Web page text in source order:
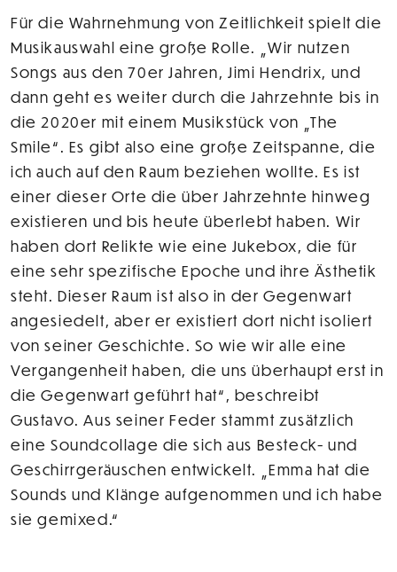
Für die Wahrnehmung von Zeitlichkeit spielt die
Musikauswahl eine große Rolle. „Wir nutzen
Songs aus den 70er Jahren, Jimi Hendrix, und
dann geht es weiter durch die Jahrzehnte bis in
die 2020er mit einem Musikstück von „The
Smile“. Es gibt also eine große Zeitspanne, die
ich auch auf den Raum beziehen wollte. Es ist
einer dieser Orte die über Jahrzehnte hinweg
existieren und bis heute überlebt haben. Wir
haben dort Relikte wie eine Jukebox, die für
eine sehr spezifische Epoche und ihre Ästhetik
steht. Dieser Raum ist also in der Gegenwart
angesiedelt, aber er existiert dort nicht isoliert
von seiner Geschichte. So wie wir alle eine
Vergangenheit haben, die uns überhaupt erst in
die Gegenwart geführt hat“, beschreibt
Gustavo. Aus seiner Feder stammt zusätzlich
eine Soundcollage die sich aus Besteck- und
Geschirrgeräuschen entwickelt. „Emma hat die
Sounds und Klänge aufgenommen und ich habe
sie gemixed.“